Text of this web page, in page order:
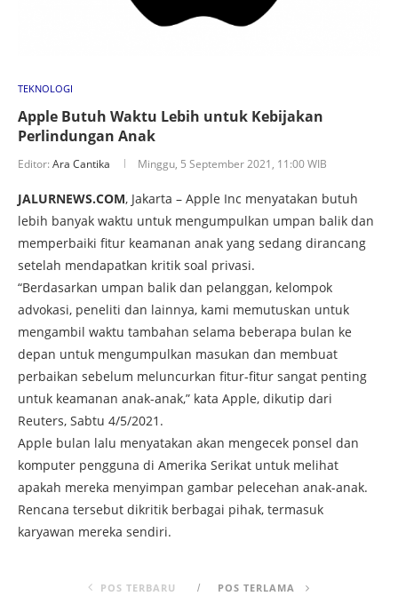
TEKNOLOGI
Apple Butuh Waktu Lebih untuk Kebijakan
Perlindungan Anak
Editor: Ara Cantika Minggu, 5 September 2021, 11:00 WIB
JALURNEWS.COM, Jakarta – Apple Inc menyatakan butuh
lebih banyak waktu untuk mengumpulkan umpan balik dan
memperbaiki fitur keamanan anak yang sedang dirancang
setelah mendapatkan kritik soal privasi.
“Berdasarkan umpan balik dan pelanggan, kelompok
advokasi, peneliti dan lainnya, kami memutuskan untuk
mengambil waktu tambahan selama beberapa bulan ke
depan untuk mengumpulkan masukan dan membuat
perbaikan sebelum meluncurkan fitur-fitur sangat penting
untuk keamanan anak-anak,” kata Apple, dikutip dari
Reuters, Sabtu 4/5/2021.
Apple bulan lalu menyatakan akan mengecek ponsel dan
komputer pengguna di Amerika Serikat untuk melihat
apakah mereka menyimpan gambar pelecehan anak-anak.
Rencana tersebut dikritik berbagai pihak, termasuk
karyawan mereka sendiri.
POS TERBARU POS TERLAMA